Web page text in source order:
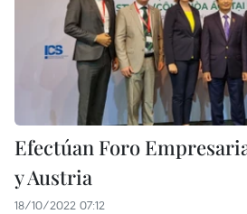
Efectúan Foro
y Austria
18/10/2022 07:12